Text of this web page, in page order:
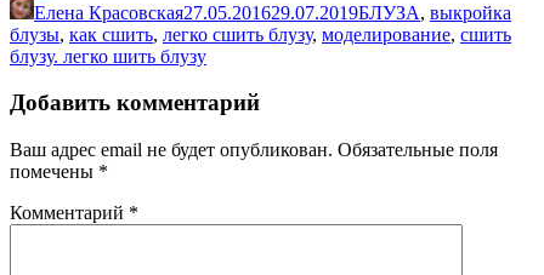
Pinterest
Елена Красовская27.05.201629.07.2019БЛУЗА, выкройка
блузы, как сшить, легко сшить блузу, моделирование, сшить
блузу. легко шить блузу
Добавить комментарий
Ваш адрес email не будет опубликован. Обязательные поля
помечены *
Комментарий *